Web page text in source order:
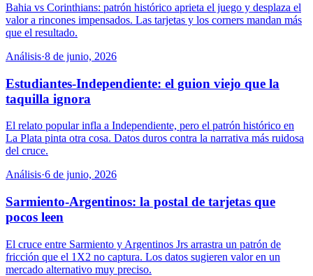
Bahia vs Corinthians: patrón histórico aprieta el juego y desplaza el
valor a rincones impensados. Las tarjetas y los corners mandan más
que el resultado.
Análisis·8 de junio, 2026
Estudiantes-Independiente: el guion viejo que la
taquilla ignora
El relato popular infla a Independiente, pero el patrón histórico en
La Plata pinta otra cosa. Datos duros contra la narrativa más ruidosa
del cruce.
Análisis·6 de junio, 2026
Sarmiento-Argentinos: la postal de tarjetas que
pocos leen
El cruce entre Sarmiento y Argentinos Jrs arrastra un patrón de
fricción que el 1X2 no captura. Los datos sugieren valor en un
mercado alternativo muy preciso.